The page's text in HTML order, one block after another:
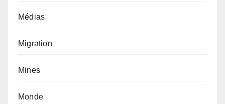
Médias
Migration
Mines
Monde